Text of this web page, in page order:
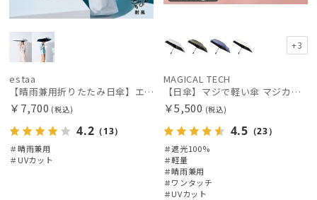
estaa
【晴雨兼用折りたたみ日傘】エスタ(estaa)REIKYAKUパラソル 54㎝ 世界初の放射冷却素材ラディクール 遮光100 UV100 耐風
￥7,700 (税込)
4.2 （13）
＃晴雨兼用
＃UVカット
+3
MAGICAL TECH
【日傘】マジで軽い傘 マジカルテックプロテクション(MAGICAL TECH PROTECTION) 50cm 晴雨兼用傘自動開閉折りたたみ日傘 一級遮光100% UV 軽量 機能性 人気
￥5,500 (税込)
4.5 （23）
＃遮光100%
＃軽量
＃晴雨兼用
＃ワンタッチ
＃UVカット